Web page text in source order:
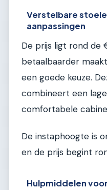
Verstelbare
aanpassingen
De prijs ligt rond de
betaalbaarder
een goede keuze.
combineert een
comfortabele
De instaphoogte is
en de prijs begint
Hulpmiddelen